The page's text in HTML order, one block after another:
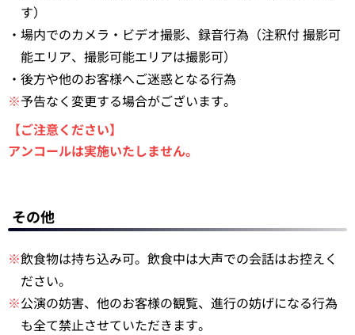
す）
・場内でのカメラ・ビデオ撮影、録音行為（注釈付 撮影可
能エリア、撮影可能エリアは撮影可）
・後方や他のお客様へご迷惑となる行為
※予告なく変更する場合がございます。
【ご注意ください】
アンコールは実施いたしません。
その他
※飲食物は持ち込み可。飲食中は大声での会話はお控えく
ださい。
※公演の妨害、他のお客様の観覧、進行の妨げになる行為
も全て禁止させていただきます。